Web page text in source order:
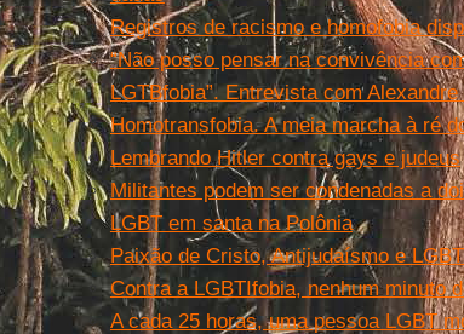
Registros de racismo e homofobia
“Não posso pensar na convivência
LGTBfobia”. Entrevista com
Homotransfobia. A meia marcha à ré
Lembrando Hitler contra gays e judeus
Militantes podem ser condenadas a
LGBT em santa na Polônia
Paixão de Cristo, Antijudaísmo e
Contra a LGBTIfobia, nenhum minuto
A cada 25 horas, uma pessoa LGBT